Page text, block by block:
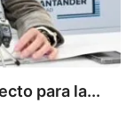
para la...